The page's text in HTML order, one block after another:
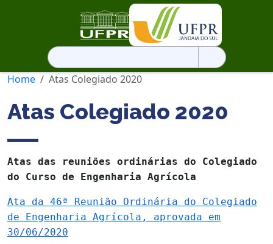
Pesquisar
por:
Home
Atas Colegiado 2020
Atas Colegiado 2020
Atas das reuniões ordinárias do Colegiado
do Curso de Engenharia Agrícola
Ata da 46ª Reunião Ordinária do Colegiado
de Engenharia Agrícola, aprovada em
30/06/2020